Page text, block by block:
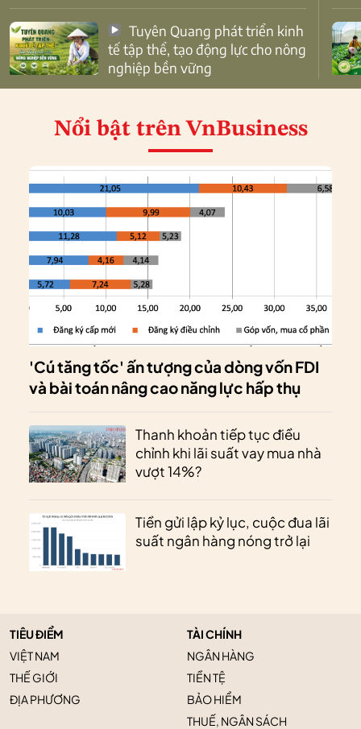
tế tập thể, tạo động lực cho nông
nghiệp bền vững
Nổi bật trên VnBusiness
'Cú tăng tốc' ấn tượng của dòng vốn FDI
và bài toán nâng cao năng lực hấp thụ
Thanh khoản tiếp tục điều
chỉnh khi lãi suất vay mua nhà
vượt 14%?
Tiền gửi lập kỷ lục, cuộc đua lãi
suất ngân hàng nóng trở lại
TIÊU ĐIỂM
VIỆT NAM
THẾ GIỚI
ĐỊA PHƯƠNG
TÀI CHÍNH
NGÂN HÀNG
TIỀN TỆ
BẢO HIỂM
THUẾ, NGÂN SÁCH